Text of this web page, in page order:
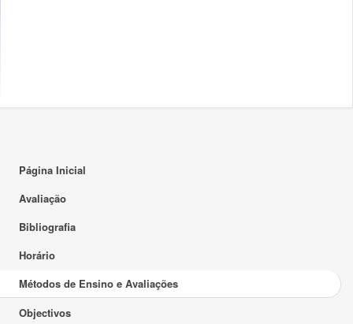
Página Inicial
Avaliação
Bibliografia
Horário
Métodos de Ensino e Avaliações
Objectivos